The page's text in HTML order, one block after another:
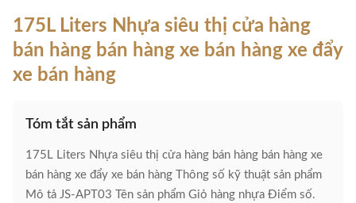
175L Liters Nhựa siêu thị cửa hàng
bán hàng bán hàng xe bán hàng xe đẩy
xe bán hàng
Tóm tắt sản phẩm
175L Liters Nhựa siêu thị cửa hàng bán hàng bán hàng xe
bán hàng xe đẩy xe bán hàng Thông số kỹ thuật sản phẩm
Mô tả JS-APT03 Tên sản phẩm Giỏ hàng nhựa Điểm số.